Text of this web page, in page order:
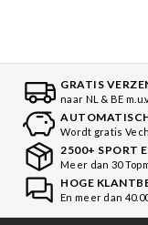
GRATIS
naar NL & BE
Wordt gratis
2500+ SPORT
Meer dan 30
HOGE
En meer dan